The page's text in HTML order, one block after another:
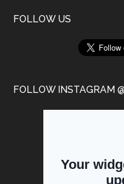
FOLLOW US
FOLLOW INSTAGRAM